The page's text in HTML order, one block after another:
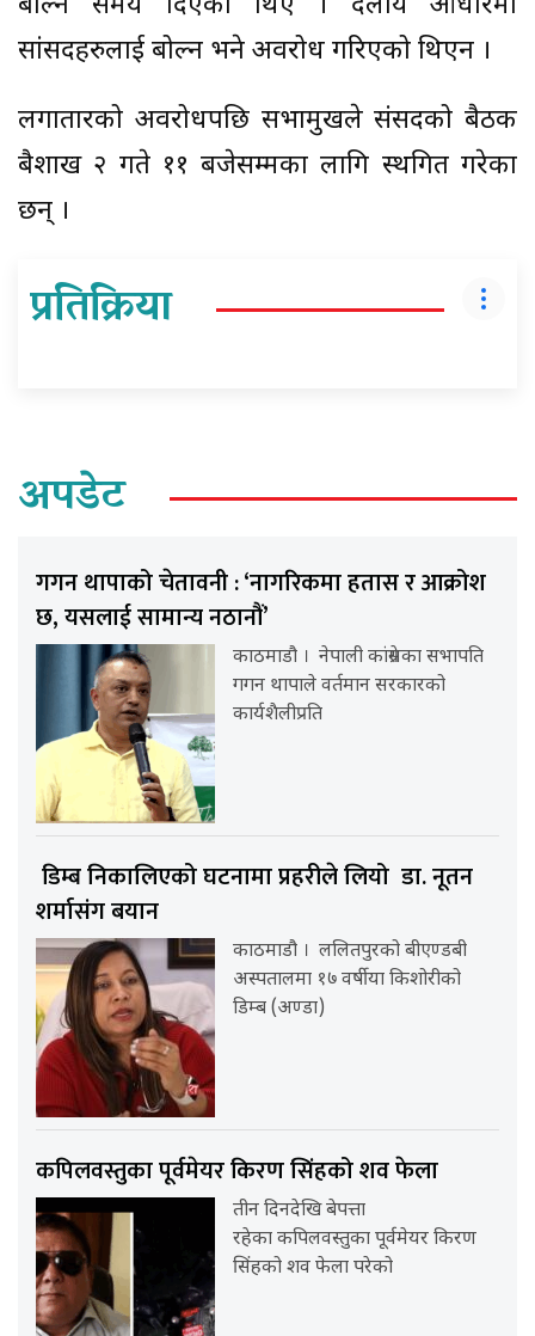
सांसदहरुलाई बोल्न भने अवरोध गरिएको थिएन ।
लगातारको अवरोधपछि सभामुखले संसदको बैठक
बैशाख २ गते ११ बजेसम्मका लागि स्थगित गरेका
छन् ।
प्रतिक्रिया
अपडेट
गगन थापाको चेतावनी : ‘नागरिकमा हतास र आक्रोश
छ, यसलाई सामान्य नठानौं’
काठमाडौ । नेपाली कांग्रेसका सभापति
गगन थापाले वर्तमान सरकारको
कार्यशैलीप्रति
डिम्ब निकालिएको घटनामा प्रहरीले लियो डा. नूतन
शर्मासंग बयान
काठमाडौ । ललितपुरको बीएण्डबी
अस्पतालमा १७ वर्षीया किशोरीको
डिम्ब (अण्डा)
कपिलवस्तुका पूर्वमेयर किरण सिंहको शव फेला
तीन दिनदेखि बेपत्ता
रहेका कपिलवस्तुका पूर्वमेयर किरण
सिंहको शव फेला परेको